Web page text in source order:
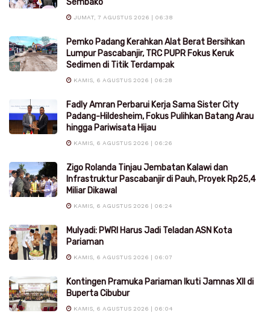
Sembako
JUMAT, 7 AGUSTUS 2026 | 06:38
Pemko Padang Kerahkan Alat Berat Bersihkan
Lumpur Pascabanjir, TRC PUPR Fokus Keruk
Sedimen di Titik Terdampak
KAMIS, 6 AGUSTUS 2026 | 06:28
Fadly Amran Perbarui Kerja Sama Sister City
Padang-Hildesheim, Fokus Pulihkan Batang Arau
hingga Pariwisata Hijau
KAMIS, 6 AGUSTUS 2026 | 06:26
Zigo Rolanda Tinjau Jembatan Kalawi dan
Infrastruktur Pascabanjir di Pauh, Proyek Rp25,4
Miliar Dikawal
KAMIS, 6 AGUSTUS 2026 | 06:24
Mulyadi: PWRI Harus Jadi Teladan ASN Kota
Pariaman
KAMIS, 6 AGUSTUS 2026 | 06:07
Kontingen Pramuka Pariaman Ikuti Jamnas XII di
Buperta Cibubur
KAMIS, 6 AGUSTUS 2026 | 06:04